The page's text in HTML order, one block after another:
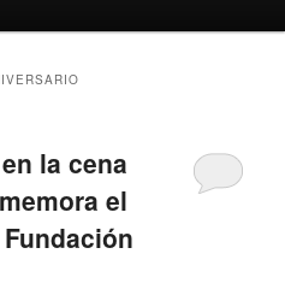
la cena
el